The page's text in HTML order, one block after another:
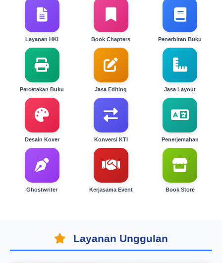
Layanan HKI Book Chapters Penerbitan Buku
Percetakan Buku Jasa Editing Jasa Layout
Desain Kover Konversi KTI Penerjemahan
Ghostwriter Kerjasama Event Book Store
Layanan Unggulan